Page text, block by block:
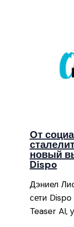
От
новый
Dispo
Дэниел
сети
Teaser AI,